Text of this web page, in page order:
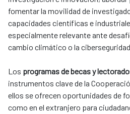
fomentar la movilidad de
capacidades científicas e
especialmente relevante ante
cambio climático o la
Los programas de becas y
instrumentos clave de la
ellos se ofrecen oportunidades de
como en el extranjero para